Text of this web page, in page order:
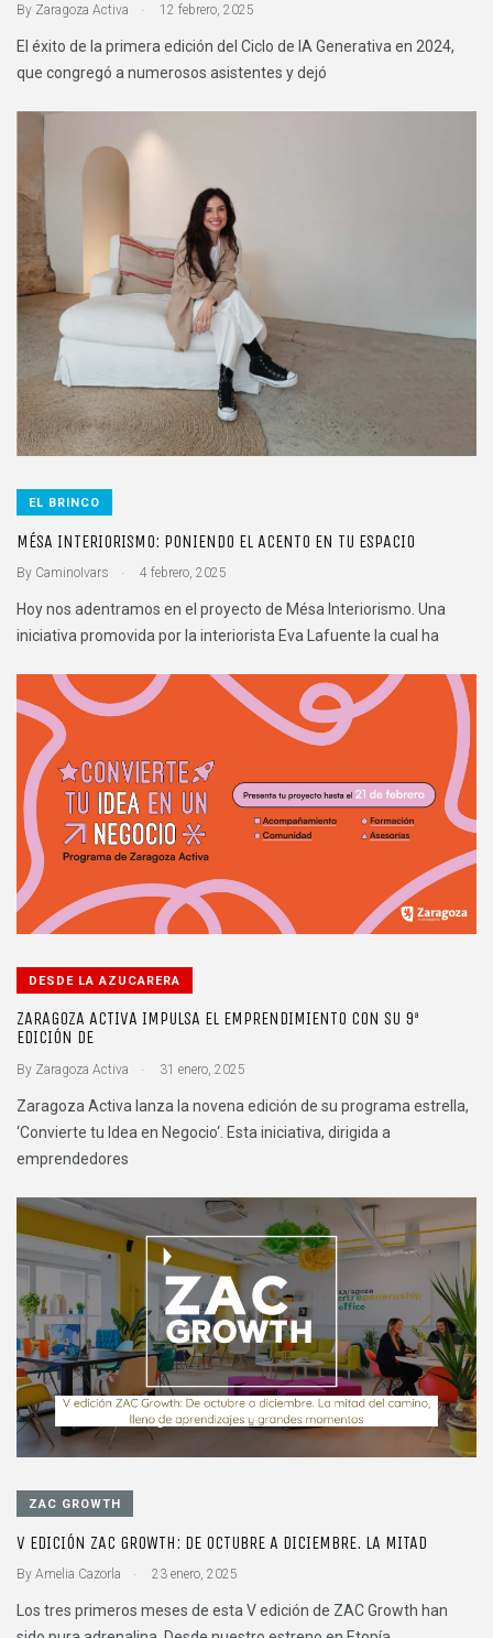
By Zaragoza Activa 12 febrero, 2025
El éxito de la primera edición del Ciclo de IA Generativa en 2024,
que congregó a numerosos asistentes y dejó
EL BRINCO
MÉSA INTERIORISMO: PONIENDO EL ACENTO EN TU ESPACIO
By CaminoIvars . 4 febrero, 2025
Hoy nos adentramos en el proyecto de Mésa Interiorismo. Una
iniciativa promovida por la interiorista Eva Lafuente la cual ha
DESDE LA AZUCARERA
ZARAGOZA ACTIVA IMPULSA EL EMPRENDIMIENTO CON SU 9ª
EDICIÓN DE
By Zaragoza Activa . 31 enero, 2025
Zaragoza Activa lanza la novena edición de su programa estrella,
‘Convierte tu Idea en Negocio‘. Esta iniciativa, dirigida a
emprendedores
ZAC GROWTH
V EDICIÓN ZAC GROWTH: DE OCTUBRE A DICIEMBRE. LA MITAD
By Amelia Cazorla . 23 enero, 2025
Los tres primeros meses de esta V edición de ZAC Growth han